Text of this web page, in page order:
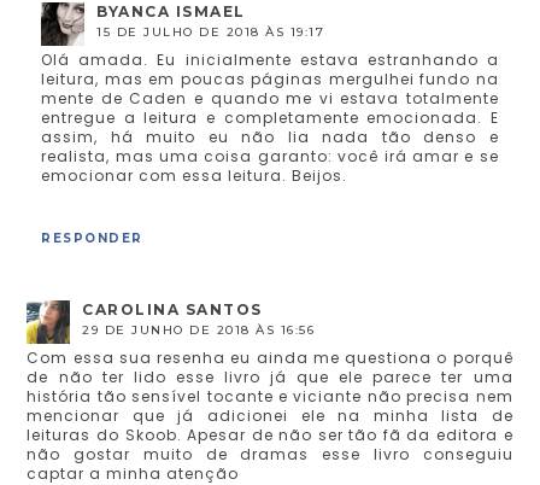
BYANCA ISMAEL
15 DE JULHO DE 2018 ÀS 19:17
Olá amada. Eu inicialmente estava estranhando a
leitura, mas em poucas páginas mergulhei fundo na
mente de Caden e quando me vi estava totalmente
entregue a leitura e completamente emocionada. E
assim, há muito eu não lia nada tão denso e
realista, mas uma coisa garanto: você irá amar e se
emocionar com essa leitura. Beijos.
RESPONDER
CAROLINA SANTOS
29 DE JUNHO DE 2018 ÀS 16:56
Com essa sua resenha eu ainda me questiona o porquê
de não ter lido esse livro já que ele parece ter uma
história tão sensível tocante e viciante não precisa nem
mencionar que já adicionei ele na minha lista de
leituras do Skoob. Apesar de não ser tão fã da editora e
não gostar muito de dramas esse livro conseguiu
captar a minha atenção